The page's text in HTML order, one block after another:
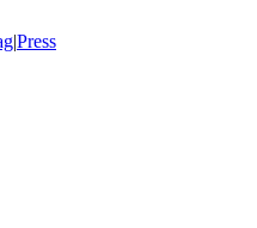
|Press